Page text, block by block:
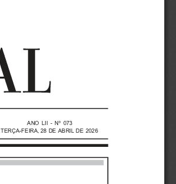
ANO  LII  -  Nº  073
TERÇA-FEIRA, 28 DE ABRIL DE 2026